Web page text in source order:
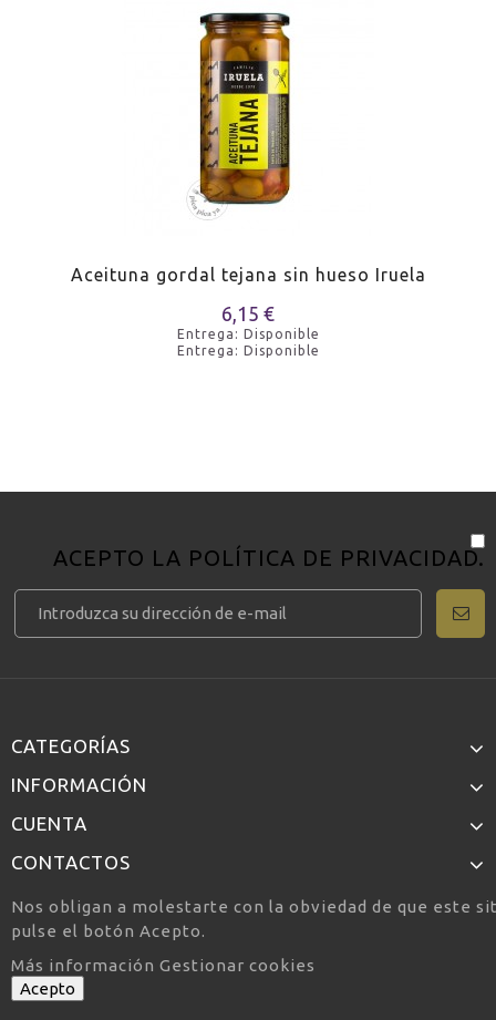
Aceituna gordal tejana sin hueso Iruela
6,15 €
Entrega: Disponible
Entrega: Disponible
ACEPTO LA POLÍTICA DE PRIVACIDAD.
CATEGORÍAS
INFORMACIÓN
CUENTA
CONTACTOS
Nos obligan a molestarte con la obviedad de que este
pulse el botón Acepto.
Más información Gestionar cookies
Acepto